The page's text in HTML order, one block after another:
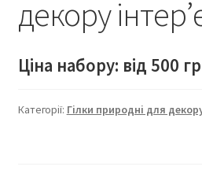
декору
Ціна набору: від 500
Категорії: Гілки природні для